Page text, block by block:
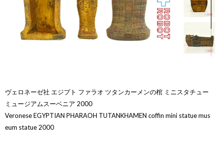
ヴェロネーゼ社 エジプト ファラオ ツタンカーメンの棺 ミニスタチュー
ミュージアムスーベニア 2000
Veronese EGYPTIAN PHARAOH TUTANKHAMEN coffin mini statue mus
eum statue 2000